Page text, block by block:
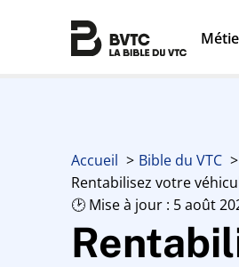
Accueil Bible du VTC
Rentabilisez votre
🕑 Mise à jour : 5 août